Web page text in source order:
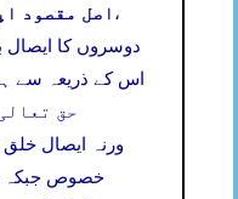
اصل مقصود ،
دوسروں کا
اس کے ذریعہ سے
حق
ورنہ ایصال
خصوص جبکہ